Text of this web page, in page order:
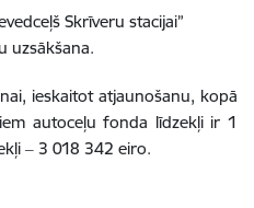
Skrīveru stacijai”
uzsākšana.
ieskaitot atjaunošanu, kopā
autoceļu fonda līdzekļi ir 1
‒ 3 018 342 eiro.